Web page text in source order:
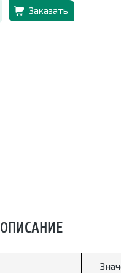
Заказать
ОПИСАНИЕ